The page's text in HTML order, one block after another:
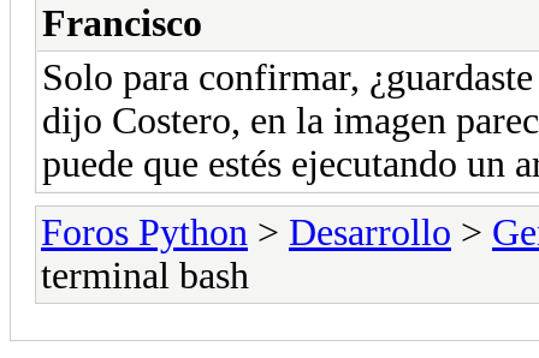
Francisco
Solo para confirmar,
dijo Costero, en la imagen
puede que estés ejecutando un
Foros Python > Desarrollo >
terminal bash